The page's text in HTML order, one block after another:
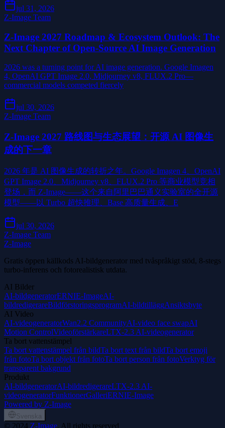
jul 31, 2026
Z-Image Team
Z-Image 2027 Roadmap & Ecosystem Outlook: The
Next Chapter of Open-Source AI Image Generation
2026 was a turning point for AI image generation. Google Imagen
4, OpenAI GPT Image 2.0, Midjourney v8, FLUX.2 Pro—
commercial models competed fiercely
jul 30, 2026
Z-Image Team
Z-Image 2027 路线图与生态展望：开源 AI 图像生
成的下一章
2026 年是 AI 图像生成的转折之年。Google Imagen 4、OpenAI
GPT Image 2.0、Midjourney v8、FLUX.2 Pro 等商业模型竞相
登场，而 Z-Image——这个来自阿里巴巴通义实验室的全开源
模型——以 Turbo 超快推理、Base 高质量生成、E
jul 30, 2026
Z-Image Team
Z-Image
Gratis öppen källkods AI-bildgenerator med tvåspråkigt stöd, 8-stegs
turbo-inferens och fotorealistisk utdata.
AI Bilder
AI-bildgeneratorERNIE-ImageAI-
bildredigerareBildförstoringsprogramAI-bildtilläggAnsiktsbyte
AI Video
AI-videogeneratorWan2.2 CommunityAI-video face swapAI
Motion ControlVideoförstärkareLTX-2.3 AI-videogenerator
Ta bort vattenstämpel
Ta bort vattenstämpel från bildTa bort text från bildTa bort emoji
från fotoTa bort objekt från fotoTa bort person från fotoVerktyg för
transparent bakgrund
Produkt
AI-bildgeneratorAI-bildredigerareLTX-2.3 AI-
videogeneratorFunktionerGalleriERNIE-Image
Powered by Z-Image
Svenska
© 2024 Z-Image, All rights reserved